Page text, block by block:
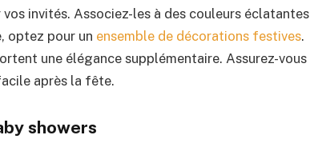
invités. Associez-les à des couleurs éclatantes
optez pour un ensemble de décorations festives.
une élégance supplémentaire. Assurez-vous
après la fête.
showers